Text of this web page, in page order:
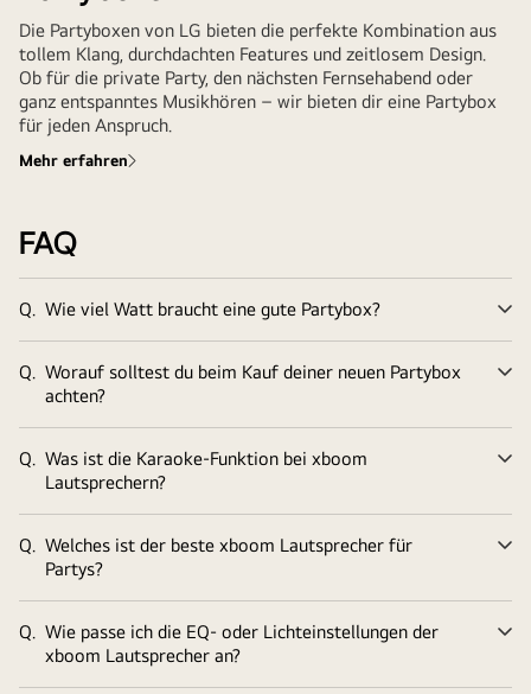
Die Partyboxen von LG bieten die perfekte Kombination aus
tollem Klang, durchdachten Features und zeitlosem Design.
Ob für die private Party, den nächsten Fernsehabend oder
ganz entspanntes Musikhören – wir bieten dir eine Partybox
für jeden Anspruch.
Mehr erfahren
FAQ
Q. Wie viel Watt braucht eine gute Partybox?
Q. Worauf solltest du beim Kauf deiner neuen Partybox
achten?
Q. Was ist die Karaoke-Funktion bei xboom
Lautsprechern?
Q. Welches ist der beste xboom Lautsprecher für
Partys?
Q. Wie passe ich die EQ- oder Lichteinstellungen der
xboom Lautsprecher an?